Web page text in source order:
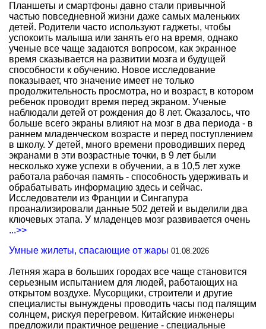
Планшеты и смартфоны давно стали привычной
частью повседневной жизни даже самых маленьких
детей. Родители часто используют гаджеты, чтобы
успокоить малыша или занять его на время, однако
ученые все чаще задаются вопросом, как экранное
время сказывается на развитии мозга и будущей
способности к обучению. Новое исследование
показывает, что значение имеет не только
продолжительность просмотра, но и возраст, в котором
ребенок проводит время перед экраном. Ученые
наблюдали детей от рождения до 8 лет. Оказалось, что
больше всего экраны влияют на мозг в два периода - в
раннем младенческом возрасте и перед поступлением
в школу. У детей, много времени проводивших перед
экранами в эти возрастные точки, в 9 лет были
несколько хуже успехи в обучении, а в 10,5 лет хуже
работала рабочая память - способность удерживать и
обрабатывать информацию здесь и сейчас.
Исследователи из Франции и Сингапура
проанализировали данные 502 детей и выделили два
ключевых этапа. У младенцев мозг развивается очень
...>>
Умные жилеты, спасающие от жары 01.08.2026
Летняя жара в больших городах все чаще становится
серьезным испытанием для людей, работающих на
открытом воздухе. Мусорщики, строители и другие
специалисты вынуждены проводить часы под палящим
солнцем, рискуя перегревом. Китайские инженеры
предложили практичное решение - специальные